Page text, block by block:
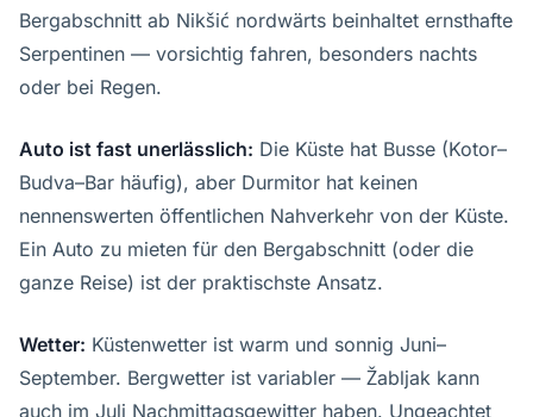
Bergabschnitt ab Nikšić nordwärts beinhaltet ernsthafte
Serpentinen — vorsichtig fahren, besonders nachts
oder bei Regen.
Auto ist fast unerlässlich: Die Küste hat Busse (Kotor–
Budva–Bar häufig), aber Durmitor hat keinen
nennenswerten öffentlichen Nahverkehr von der Küste.
Ein Auto zu mieten für den Bergabschnitt (oder die
ganze Reise) ist der praktischste Ansatz.
Wetter: Küstenwetter ist warm und sonnig Juni–
September. Bergwetter ist variabler — Žabljak kann
auch im Juli Nachmittagsgewitter haben. Ungeachtet